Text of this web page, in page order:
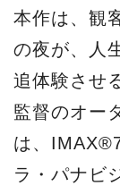
本作は、観
の夜が、人
追体験させ
監督のオー
は、
ラ・パナビ